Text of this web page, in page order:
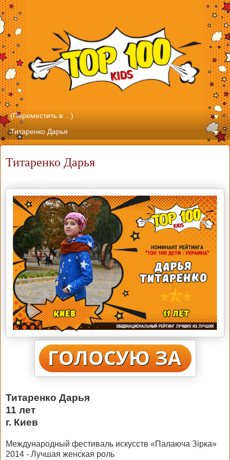
▼
▼
Титаренко Дарья
Титаренко Дарья
11 лет
г. Киев
Международный фестиваль искусств «Палаюча Зірка»
2014 - Лучшая женская роль